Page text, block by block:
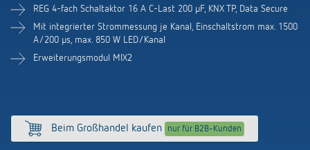
Referenzen
HEMS
Engagement
Design
Vertrieb Weltweit
Ansprechpartner OEM
Anfahrt
REG 4-fach Schaltaktor 16 A C-Last 200 µF, KNX TP, Data Secure
Mit integrierter Strommessung je Kanal, Einschaltstrom max. 1500
A/200 µs, max. 850 W LED/Kanal
Erweiterungsmodul MIX2
Beim Großhandel kaufen nur für B2B-Kunden